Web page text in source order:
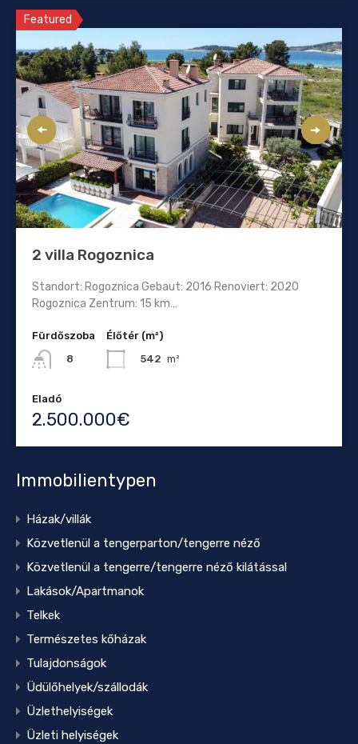
Featured
2 villa Rogoznica
Standort: Rogoznica Gebaut: 2016 Renoviert: 2020
Rogoznica Zentrum: 15 km…
Fürdőszoba
8
Élőtér (m²)
542 m²
Eladó
2.500.000€
Immobilientypen
Házak/villák
Közvetlenül a tengerparton/tengerre néző
Közvetlenül a tengerre/tengerre néző kilátással
Lakások/Apartmanok
Telkek
Természetes kőházak
Tulajdonságok
Üdülőhelyek/szállodák
Üzlethelyiségek
Üzleti helyiségek